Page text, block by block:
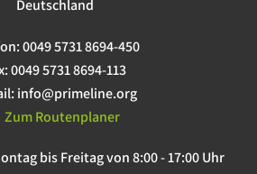
Deutschland
0049 5731 8694-450
0049 5731 8694-113
info@primeline.org
Zum Routenplaner
bis Freitag von 8:00 - 17:00 Uhr